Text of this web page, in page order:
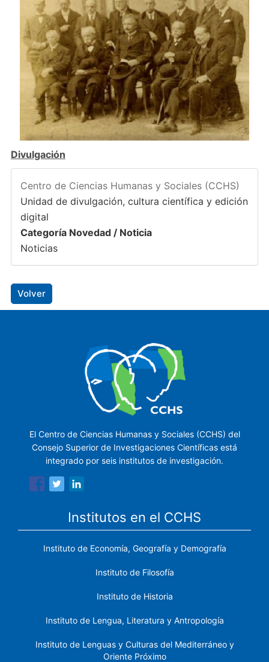
Divulgación
Centro de Ciencias Humanas y Sociales (CCHS)
Unidad de divulgación, cultura científica y edición
digital
Categoría Novedad / Noticia
Noticias
Volver
El Centro de Ciencias Humanas y Sociales (CCHS) del
Consejo Superior de Investigaciones Científicas está
integrado por seis institutos de investigación.
Institutos en el CCHS
Instituto de Economía, Geografía y Demografía
Instituto de Filosofía
Instituto de Historia
Instituto de Lengua, Literatura y Antropología
Instituto de Lenguas y Culturas del Mediterráneo y
Oriente Próximo